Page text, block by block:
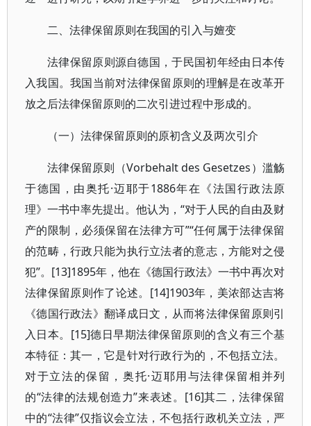
二、法律保留原则在我国的引入与嬗变
法律保留原则源自德国，于民国初年经由日本传
入我国。我国当前对法律保留原则的理解是在改革开
放之后法律保留原则的二次引进过程中形成的。
（一）法律保留原则的原初含义及两次引介
法律保留原则（Vorbehalt des Gesetzes）滥觞
于德国，由奥托·迈耶于1886年在《法国行政法原
理》一书中率先提出。他认为，“对于人民的自由及财
产的限制，必须保留在法律方可”“任何属于法律保留
的范畴，行政只能为执行立法者的意志，方能对之侵
犯”。[13]1895年，他在《德国行政法》一书中再次对
法律保留原则作了论述。[14]1903年，美浓部达吉将
《德国行政法》翻译成日文，从而将法律保留原则引
入日本。[15]德日早期法律保留原则的含义有三个基
本特征：其一，它是针对行政行为的，不包括立法。
对于立法的保留，奥托·迈耶用与法律保留相并列
的“法律的法规创造力”来表述。[16]其二，法律保留
中的“法律”仅指议会立法，不包括行政机关立法，严